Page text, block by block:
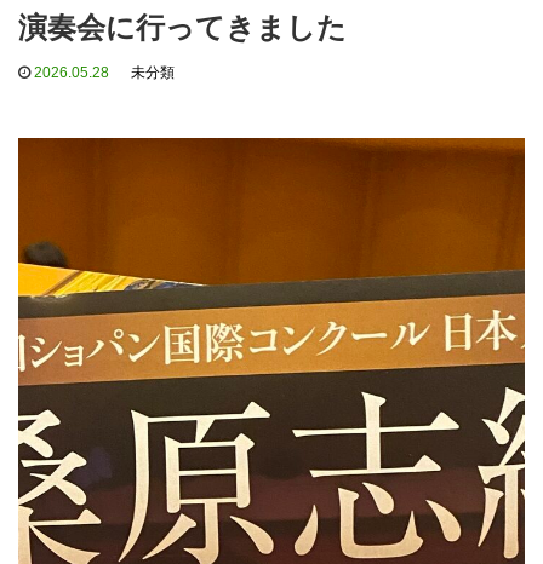
演奏会に行ってきました
2026.05.28 未分類